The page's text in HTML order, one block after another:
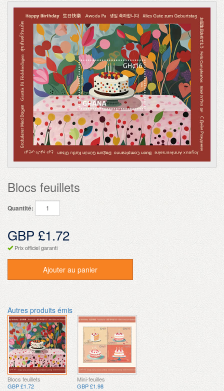
Blocs feuillets
Quantité:
GBP £1.72
Prix officiel garanti
Ajouter au panier
Autres produits émis
Blocs feuillets
GBP £1.72
Mini-feuilles
GBP £1.98